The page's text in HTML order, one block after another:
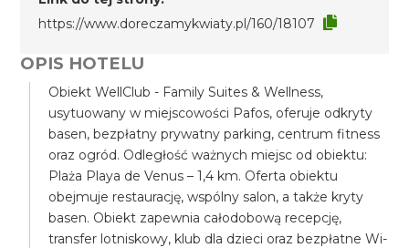
https://www.doreczamykwiaty.pl/160/18107
OPIS HOTELU
Obiekt WellClub - Family Suites & Wellness,
usytuowany w miejscowości Pafos, oferuje odkryty
basen, bezpłatny prywatny parking, centrum fitness
oraz ogród. Odległość ważnych miejsc od obiektu:
Plaża Playa de Venus – 1,4 km. Oferta obiektu
obejmuje restaurację, wspólny salon, a także kryty
basen. Obiekt zapewnia całodobową recepcję,
transfer lotniskowy, klub dla dzieci oraz bezpłatne Wi-